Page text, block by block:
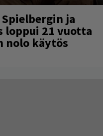
Spielbergin ja
loppui 21 vuotta
nolo käytös